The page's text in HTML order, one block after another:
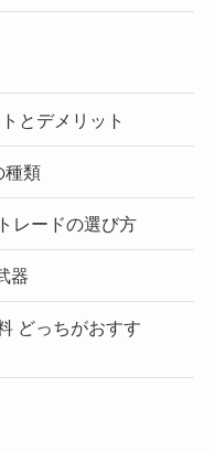
とデメリット
種類
レードの選び方
器
どっちがおすす